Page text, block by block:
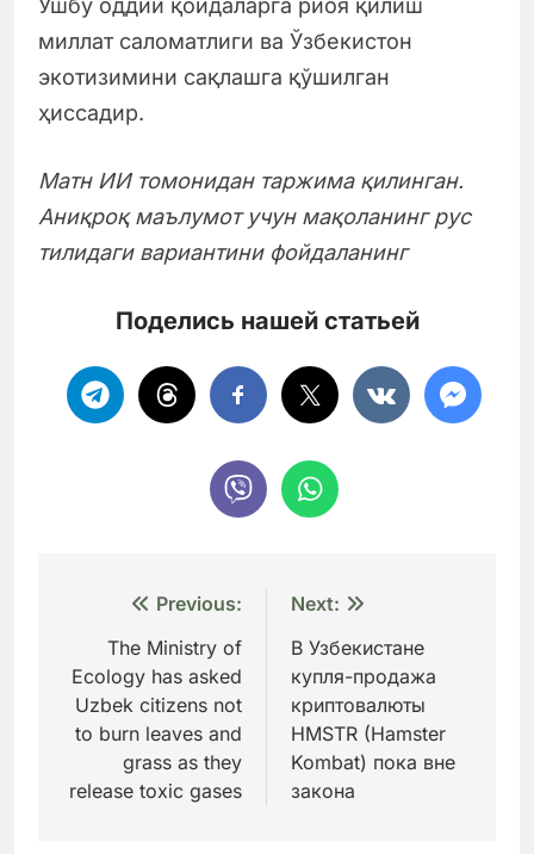
Ушбу оддий қоидаларга риоя қилиш
миллат саломатлиги ва Ўзбекистон
экотизимини сақлашга қўшилган
ҳиссадир.
Матн ИИ томонидан таржима қилинган.
Аниқроқ маълумот учун мақоланинг рус
тилидаги вариантини фойдаланинг
Поделись нашей статьей
Навигация
записям
Previous:
The Ministry of
Ecology has asked
Uzbek citizens not
to burn leaves and
grass as they
release toxic gases
Next:
В Узбекистане
купля-продажа
криптовалюты
HMSTR (Hamster
Kombat) пока вне
закона